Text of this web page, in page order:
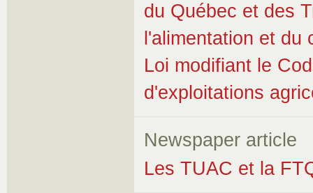
du Québec et des
l'alimentation et du
Loi modifiant le
d'exploitations
Newspaper article
Les TUAC et la